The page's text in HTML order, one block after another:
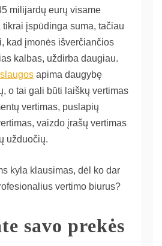
milijardų eurų visame
tikrai įspūdinga suma, tačiau
kad įmonės išverčiančios
kalbas, uždirba daugiau.
apima daugybę
o tai gali būti laiškų vertimas
vertimas, puslapių
vaizdo įrašų vertimas
užduočių.
kyla klausimas, dėl ko dar
vertimo biurus?
savo prekės